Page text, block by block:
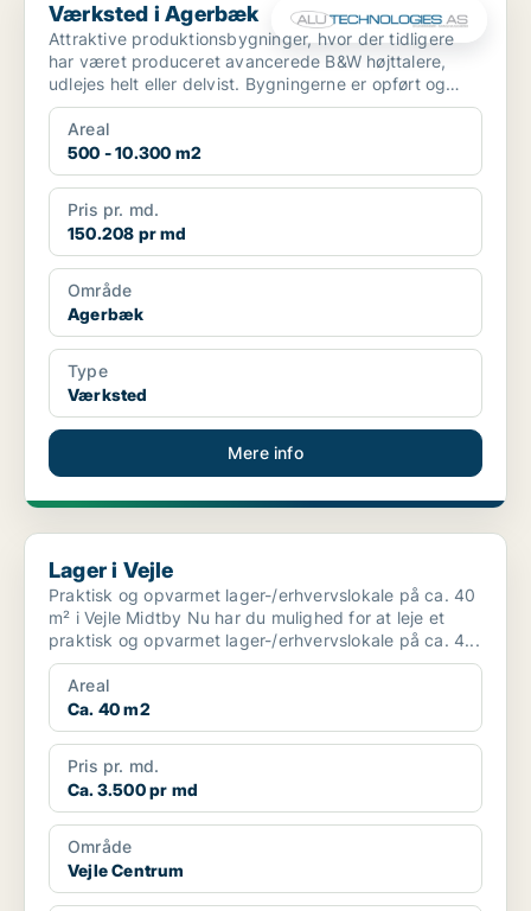
Værksted i Agerbæk
Attraktive produktionsbygninger, hvor der tidligere
har været produceret avancerede B&W højttalere,
udlejes helt eller delvist. Bygningerne er opført og
inst...
Areal
500 - 10.300 m2
Pris pr. md.
150.208 pr md
Område
Agerbæk
Type
Værksted
Mere info
Lager i Vejle
Lager i Vejle
Praktisk og opvarmet lager-/erhvervslokale på ca. 40
m² i Vejle Midtby Nu har du mulighed for at leje et
praktisk og opvarmet lager-/erhvervslokale på ca. 4...
Areal
Ca. 40 m2
Pris pr. md.
Ca. 3.500 pr md
Område
Vejle Centrum